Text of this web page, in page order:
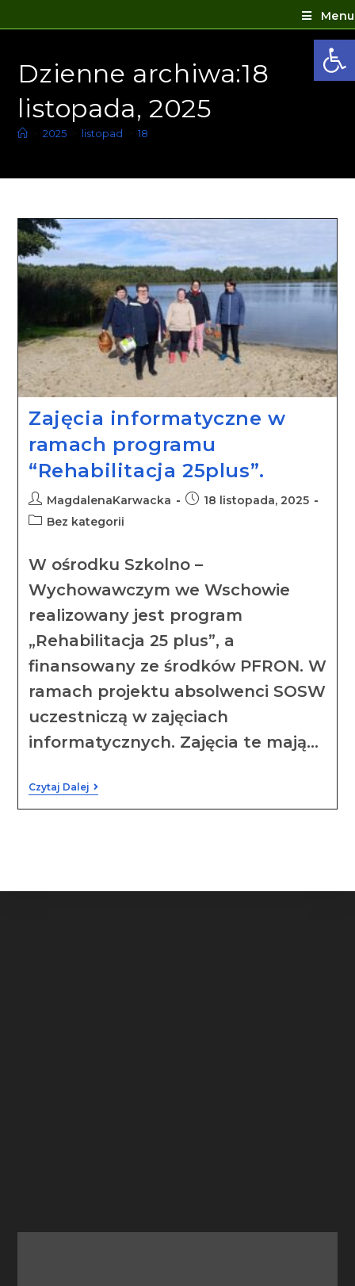
Menu
Dzienne archiwa:18
listopada, 2025
2025 listopad 18
Zajęcia informatyczne w
ramach programu
“Rehabilitacja 25plus”.
MagdalenaKarwacka
18 listopada, 2025
Bez kategorii
W ośrodku Szkolno –
Wychowawczym we Wschowie
realizowany jest program
„Rehabilitacja 25 plus”, a
finansowany ze środków PFRON. W
ramach projektu absolwenci SOSW
uczestniczą w zajęciach
informatycznych. Zajęcia te mają…
Czytaj Dalej